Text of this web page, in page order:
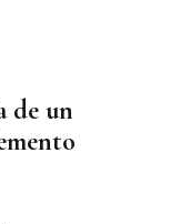
de un